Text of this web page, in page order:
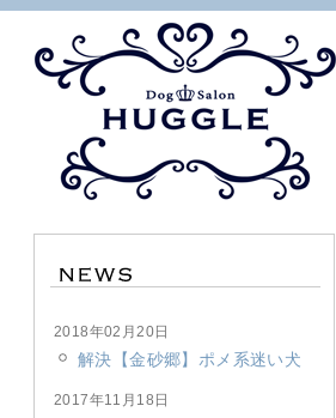
2018年02月20日
解決【金砂郷】ポメ系迷い犬
2017年11月18日